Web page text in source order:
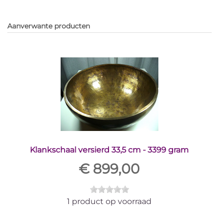
Aanverwante producten
Klankschaal versierd 33,5 cm - 3399 gram
€ 899,00
1 product op voorraad